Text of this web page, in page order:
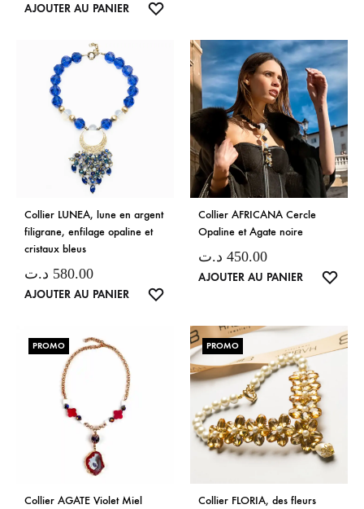
AJOUTER AU PANIER
SOUHAITS
Collier LUNEA, lune en argent
filigrane, enfilage opaline et
cristaux bleus
580.00 د.ت
AJOUTER AU PANIER
SOUHAITS
Collier AFRICANA Cercle
Opaline et Agate noire
450.00 د.ت
AJOUTER AU PANIER
PROMO
Collier AGATE Violet Miel
PROMO
Collier FLORIA, des fleurs